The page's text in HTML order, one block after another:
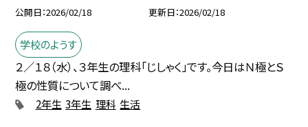
公開日 2026/02/18 更新日 2026/02/18
学校のようす
２／１８（水）、３年生の理科「じしゃく」です。今日はＮ極とＳ
極の性質について調べ...
2年生 3年生 理科 生活